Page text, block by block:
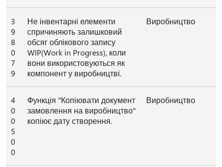
3
9
8
0
7
9
Не інвентарні елементи
спричиняють залишковий
обсяг облікового запису
WIP(Work in Progress), коли
вони використовуються як
компонент у виробництві.
Виробництво
4
0
0
5
0
0
Функція "Копіювати документ
замовлення на виробництво"
копіює дату створення.
Виробництво